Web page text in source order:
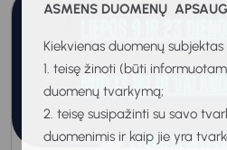
ASMENS DUOMENŲ
Kiekvienas duomenų subjektas
1. teisę žinoti (būti
duomenų tvarkymą;
2. teisę susipažinti su savo
duomenimis ir kaip jie yra